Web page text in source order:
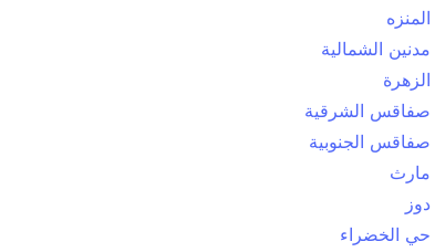
المنزه
مدنين الشمالية
الزهرة
صفاقس الشرقية
صفاقس الجنوبية
مارث
دوز
حي الخضراء